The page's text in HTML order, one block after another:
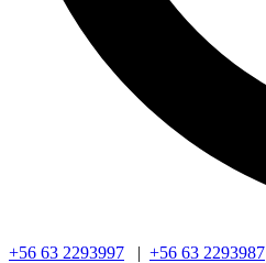
+56 63 2293997 | +56 63 2293987